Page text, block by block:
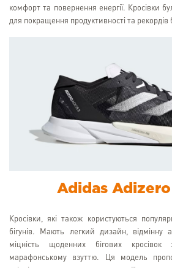
комфорт та повернення енергії. Кросівки
для покращення продуктивності та рекордів
Adidas
Кросівки, які також користуються
бігунів. Мають легкий дизайн, відмінну
міцність щоденних бігових кросівок
марафонському взуттю. Ця модель